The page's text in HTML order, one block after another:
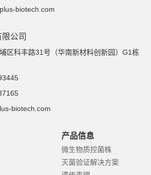
biotech.com
公司
区科丰路31号（华南新材料创新园）G1栋
biotech.com
产品信息
微生物质控菌株
灭菌验证解决方案